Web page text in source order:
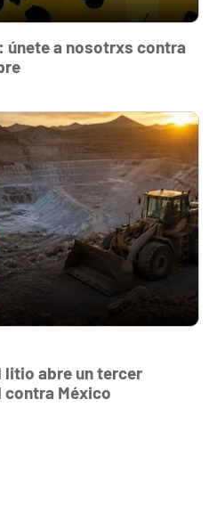
a nosotrxs contra
litio abre un tercer
México